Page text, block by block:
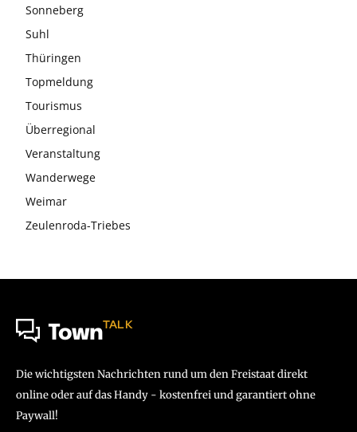
Sonneberg
Suhl
Thüringen
Topmeldung
Tourismus
Überregional
Veranstaltung
Wanderwege
Weimar
Zeulenroda-Triebes
TownTALK
Die wichtigsten Nachrichten rund um den Freistaat direkt
online oder auf das Handy - kostenfrei und garantiert ohne
Paywall!